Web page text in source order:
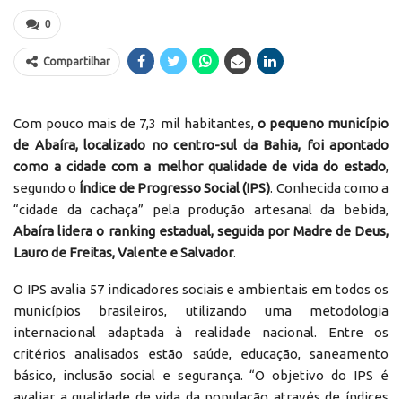
0
Compartilhar
Com pouco mais de 7,3 mil habitantes,o pequeno município
de Abaíra, localizado no centro-sul da Bahia, foi apontado
como a cidade com a melhor qualidade de vida do estado,
segundo o Índice de Progresso Social (IPS). Conhecida como a
“cidade da cachaça” pela produção artesanal da bebida,
Abaíra lidera o ranking estadual, seguida por Madre de Deus,
Lauro de Freitas, Valente e Salvador.
O IPS avalia 57 indicadores sociais e ambientais em todos os
municípios brasileiros, utilizando uma metodologia
internacional adaptada à realidade nacional. Entre os
critérios analisados estão saúde, educação, saneamento
básico, inclusão social e segurança. “O objetivo do IPS é